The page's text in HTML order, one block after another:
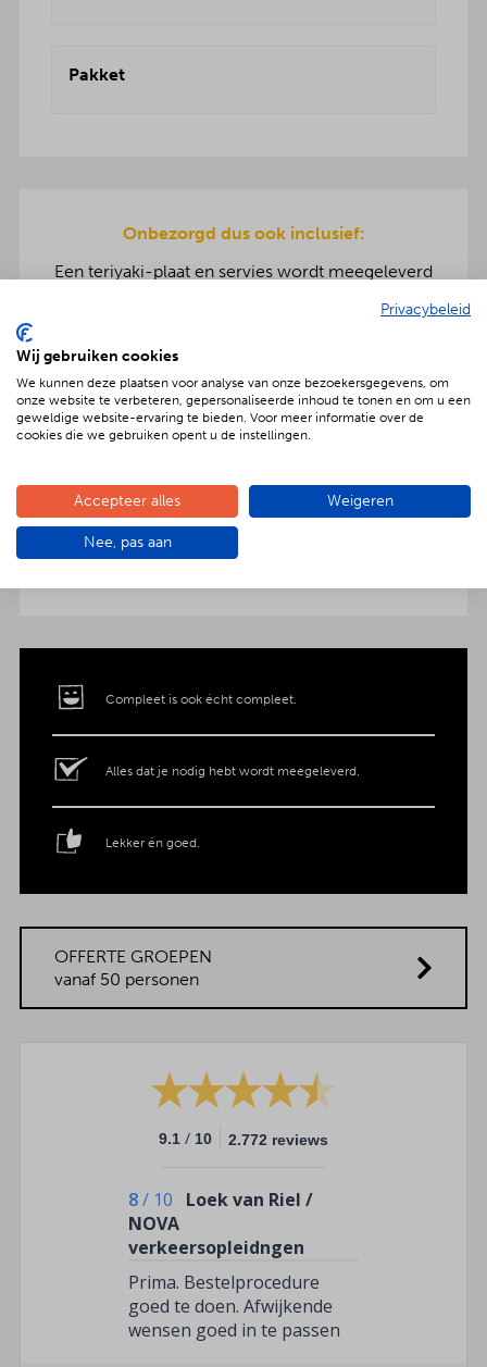
Pakket
Onbezorgd dus ook inclusief:
Een teriyaki-plaat en servies wordt meegeleverd
bezorging en ook de afwas gaat na afloop mee
Geniet met nóg meer luxe
Verras jouw gezelschap met een extra feestelijke
aankleding op tafel. Voor maar € 2,- per persoon
extra wordt het vlees en de salades in
porseleinen schalen gepresenteerd. Dat is
Compleet is ook écht compleet.
Alles dat je nodig hebt wordt meegeleverd.
Lekker én goed.
OFFERTE GROEPEN
vanaf 50 personen
9.1 / 10 2.772 reviews
8/ 10
Loek van Riel /
NOVA
verkeersopleidngen
Prima. Bestelprocedure
goed te doen. Afwijkende
wensen goed in te passen
Privacybeleid
Wij gebruiken cookies
We kunnen deze plaatsen voor analyse van onze bezoekersgegevens, om
onze website te verbeteren, gepersonaliseerde inhoud te tonen en om u een
geweldige website-ervaring te bieden. Voor meer informatie over de
cookies die we gebruiken opent u de instellingen.
Accepteer alles Weigeren
Nee, pas aan